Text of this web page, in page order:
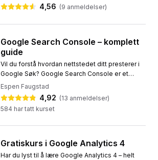
enn noen gang å administrere...
4,56 (9 anmeldelser)
Google Search Console – komplett
guide
Vil du forstå hvordan nettstedet ditt presterer i
Google Søk? Google Search Console er et
gratis verktøy fra Google som gir deg innsikt i
hvordan siden din...
Espen Faugstad
4,92 (13 anmeldelser)
584 har tatt kurset
Gratiskurs i Google Analytics 4
Har du lyst til å lære Google Analytics 4 – helt